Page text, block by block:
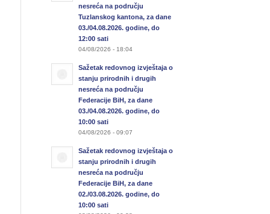
nesreća na području
Tuzlanskog kantona, za dane
03./04.08.2026. godine, do
12:00 sati
04/08/2026 - 18:04
Sažetak redovnog izvještaja o
stanju prirodnih i drugih
nesreća na području
Federacije BiH, za dane
03./04.08.2026. godine, do
10:00 sati
04/08/2026 - 09:07
Sažetak redovnog izvještaja o
stanju prirodnih i drugih
nesreća na području
Federacije BiH, za dane
02./03.08.2026. godine, do
10:00 sati